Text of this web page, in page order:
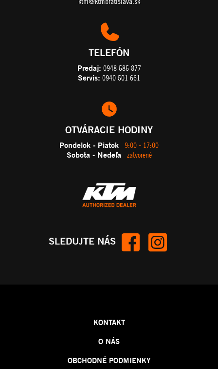
TELEFÓN
Predaj: 0948 585 877
Servis: 0940 501 661
OTVÁRACIE HODINY
Pondelok - Piatok 9:00 - 17:00
Sobota - Nedeľa zatvorené
SLEDUJTE NÁS
KONTAKT
O NÁS
OBCHODNÉ PODMIENKY